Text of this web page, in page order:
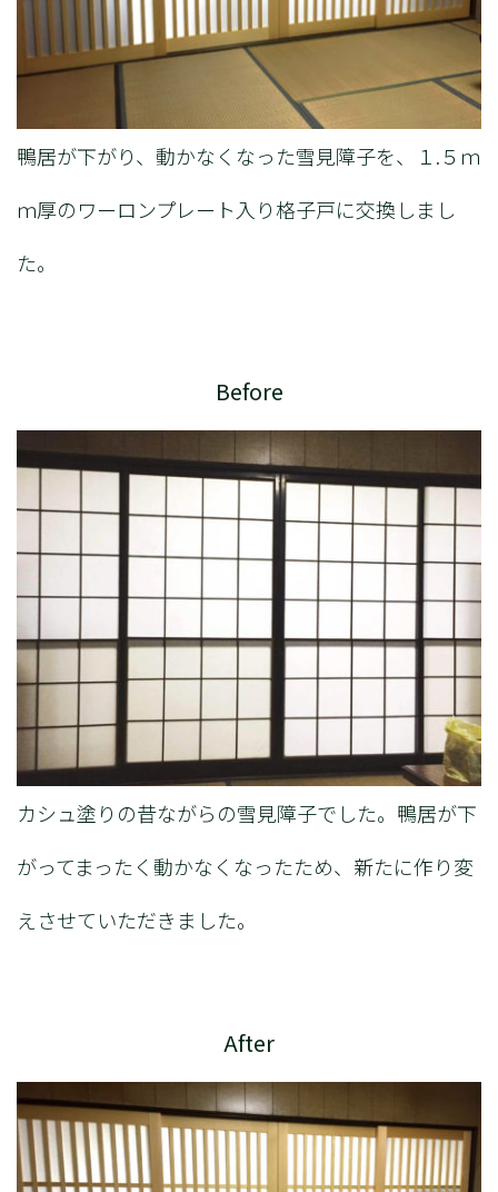
鴨居が下がり、動かなくなった雪見障子を、１.５ｍ
ｍ厚のワーロンプレート入り格子戸に交換しまし
た。
Before
カシュ塗りの昔ながらの雪見障子でした。鴨居が下
がってまったく動かなくなったため、新たに作り変
えさせていただきました。
After